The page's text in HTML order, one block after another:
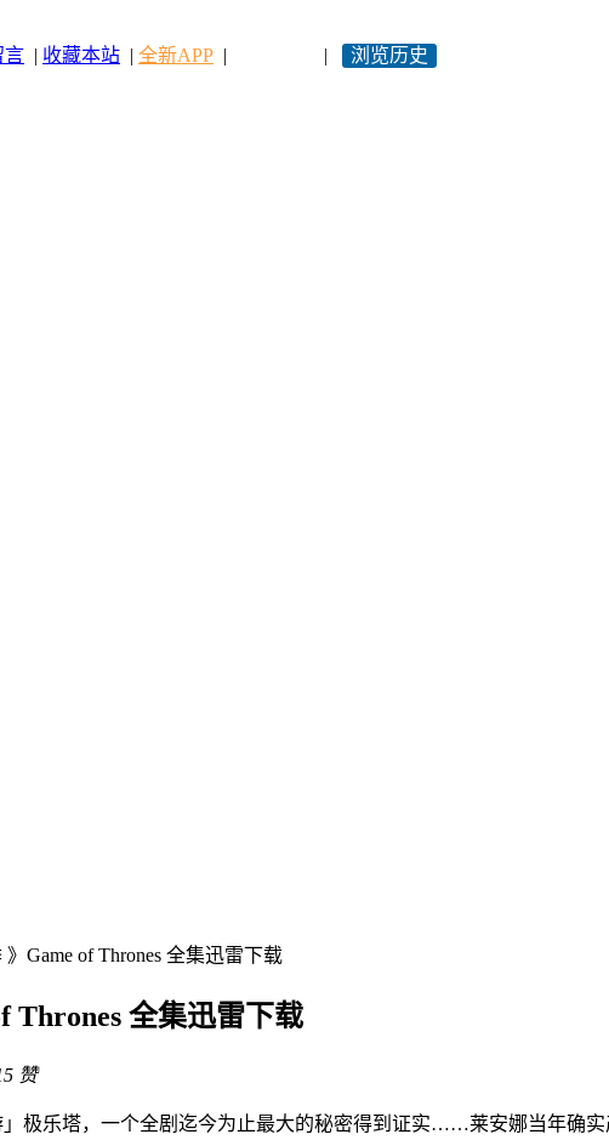
言 | 收藏本站 | 全新APP | | 浏览历史
Game of Thrones 全集迅雷下载
Thrones 全集迅雷下载
赞
」极乐塔，一个全剧迄今为止最大的秘密得到证实……莱安娜当年确